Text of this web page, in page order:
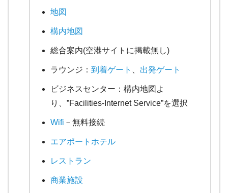
地図
構内地図
総合案内(空港サイトに掲載無し)
ラウンジ： 到着ゲート 出発ゲート
ビジネスセンター：構内地図よ
り、”Facilities-Internet Service”を選択
Wifi －無料接続
エアポートホテル
レストラン
商業施設